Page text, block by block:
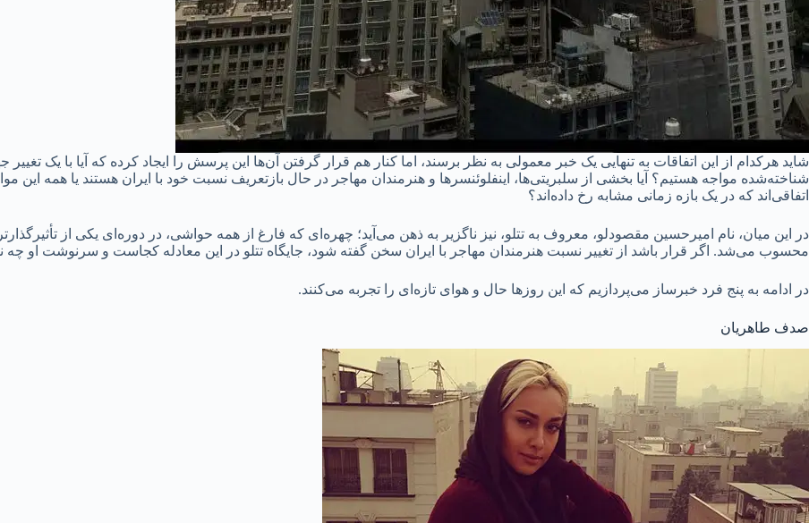
شاید هرکدام از این اتفاقات به تنهایی یک خبر معمولی به نظر برسند، اما کنار هم قرار گرفتن آن‌ها این پرسش را ایجاد کرده که آیا با یک
شناخته‌شده مواجه هستیم؟ آیا بخشی از سلبریتی‌ها، اینفلوئنسرها و هنرمندان مهاجر در حال بازتعریف نسبت خود با ایران هستند یا همه این
اتفاقی‌اند که در یک بازه زمانی مشابه رخ داده‌اند؟
در این میان، نام امیرحسین مقصودلو، معروف به تتلو، نیز ناگزیر به ذهن می‌آید؛ چهره‌ای که فارغ از همه حواشی، در دوره‌ای یکی از
محسوب می‌شد. اگر قرار باشد از تغییر نسبت هنرمندان مهاجر با ایران سخن گفته شود، جایگاه تتلو در این معادله کجاست و سرنوشت او چه
در ادامه به پنج فرد خبرساز می‌پردازیم که این روزها حال و هوای تازه‌ای را تجربه می‌کنند.
صدف طاهریان